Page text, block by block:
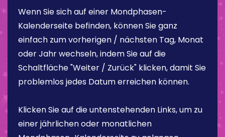
Wenn Sie sich auf einer Mondphasen-
Kalenderseite befinden, können Sie ganz
einfach zum vorherigen / nächsten Tag, Monat
oder Jahr wechseln, indem Sie auf die
Schaltfläche "Weiter / Zurück" klicken, damit Sie
problemlos jedes Datum erreichen können.
Klicken Sie auf die untenstehenden Links, um zu
einer jährlichen oder monatlichen